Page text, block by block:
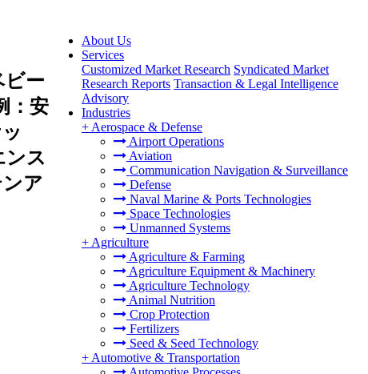
About Us
Services
Customized Market Research Syndicated Market
Research Reports Transaction & Legal Intelligence
Advisory
Industries
+ Aerospace & Defense
Airport Operations
Aviation
Communication Navigation & Surveillance
Defense
Naval Marine & Ports Technologies
Space Technologies
Unmanned Systems
+ Agriculture
Agriculture & Farming
Agriculture Equipment & Machinery
Agriculture Technology
Animal Nutrition
Crop Protection
Fertilizers
Seed & Seed Technology
+ Automotive & Transportation
ビー
：安
ンス
ア